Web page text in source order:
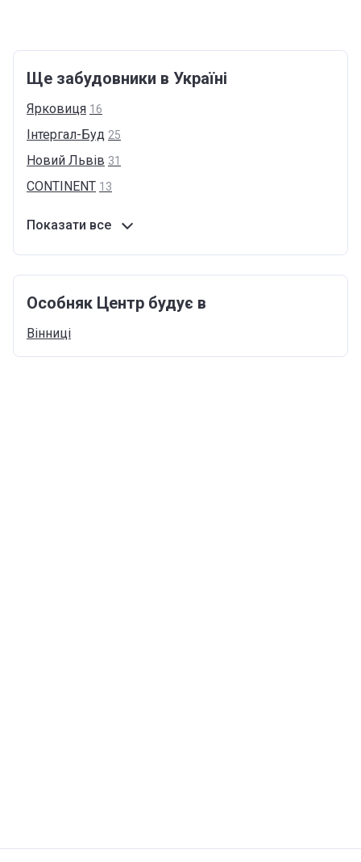
Ще забудовники в Україні
Ярковиця 16
Інтергал-Буд 25
Новий Львів 31
CONTINENT 13
Показати все
Особняк Центр будує в
Вінниці